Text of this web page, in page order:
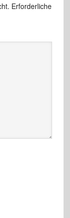
Erforderliche